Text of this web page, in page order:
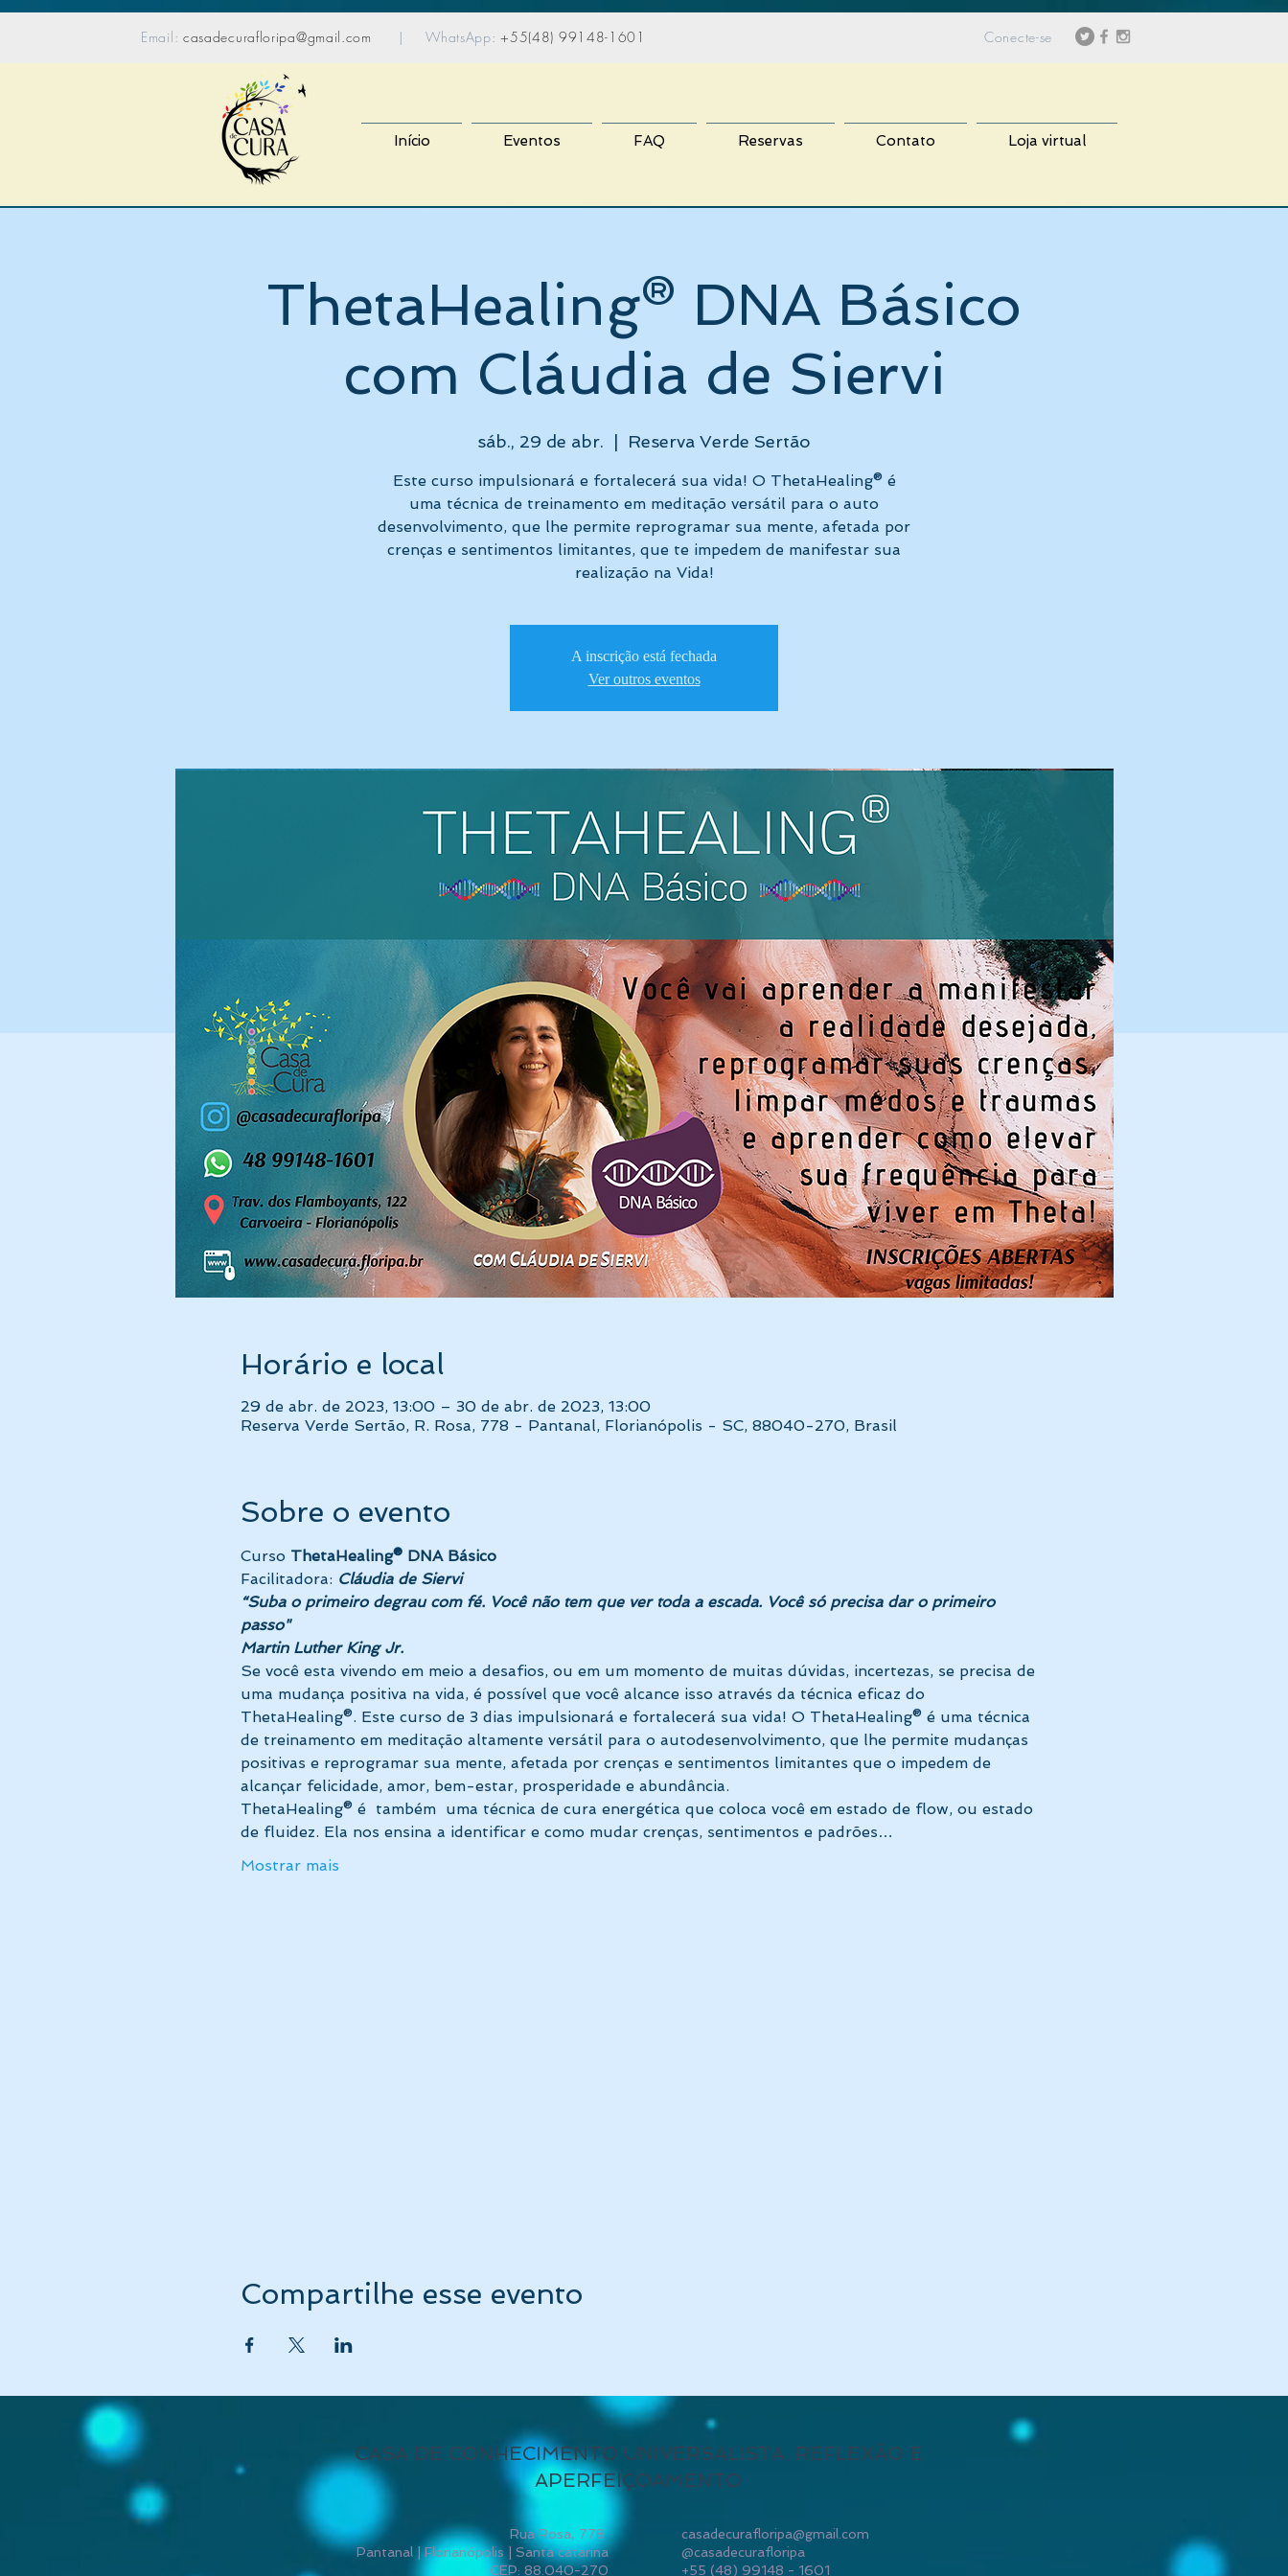
Email: casadecurafloripa@gmail.com | WhatsApp:+55(48) 99148-1601 Conecte-se
Início Eventos FAQ Reservas Contato Loja virtual
ThetaHealing® DNA Básico
com Cláudia de Siervi
sáb., 29 de abr. Reserva Verde Sertão
Este curso impulsionará e fortalecerá sua vida! O ThetaHealing® é
uma técnica de treinamento em meditação versátil para o auto
desenvolvimento, que lhe permite reprogramar sua mente, afetada por
crenças e sentimentos limitantes, que te impedem de manifestar sua
realização na Vida!
A inscrição está fechada
Ver outros eventos
Horário e local
29 de abr. de 2023, 13:00 – 30 de abr. de 2023, 13:00
Reserva Verde Sertão, R. Rosa, 778 - Pantanal, Florianópolis - SC, 88040-270, Brasil
Sobre o evento
Curso ThetaHealing® DNA Básico
Facilitadora: Cláudia de Siervi
“Suba o primeiro degrau com fé. Você não tem que ver toda a escada. Você só precisa dar o primeiro
passo"
Martin Luther King Jr.
Se você esta vivendo em meio a desafios, ou em um momento de muitas dúvidas, incertezas, se precisa de
uma mudança positiva na vida, é possível que você alcance isso através da técnica eficaz do
ThetaHealing®. Este curso de 3 dias impulsionará e fortalecerá sua vida! O ThetaHealing® é uma técnica
de treinamento em meditação altamente versátil para o autodesenvolvimento, que lhe permite mudanças
positivas e reprogramar sua mente, afetada por crenças e sentimentos limitantes que o impedem de
alcançar felicidade, amor, bem-estar, prosperidade e abundância.
ThetaHealing® é  também  uma técnica de cura energética que coloca você em estado de flow, ou estado
de fluidez. Ela nos ensina a identificar e como mudar crenças, sentimentos e padrões…
Mostrar mais
Compartilhe esse evento
CASA DE CONHECIMENTO UNIVERSALISTA, REFLEXÃO E
APERFEIÇOAMENTO
Rua Rosa, 778
Pantanal | Florianópolis | Santa catarina
CEP: 88.040-270
casadecurafloripa@gmail.com
@casadecurafloripa
+55 (48) 99148 - 1601